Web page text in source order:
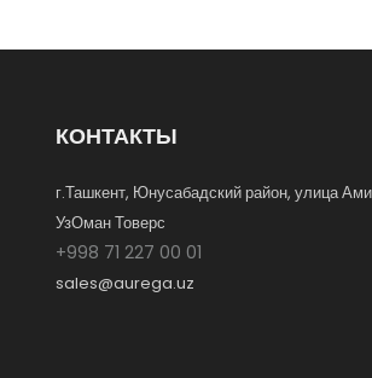
КОНТАКТЫ
г.Ташкент, Юнусабадский район, улица
УзОман Товерс
+998 71 227 00 01
sales@aurega.uz